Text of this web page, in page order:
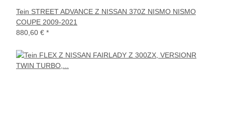
Tein STREET ADVANCE Z NISSAN 370Z NISMO NISMO
COUPE 2009-2021
880,60 € *